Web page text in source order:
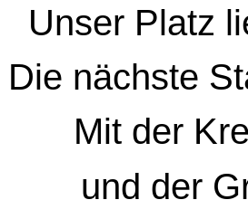
Unser Platz
Die nächste
Mit der
und der